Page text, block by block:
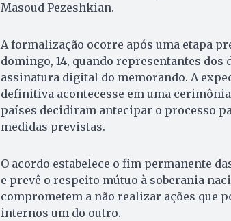
Masoud Pezeshkian.
A formalização ocorre após uma etapa
domingo, 14, quando representantes
assinatura digital do memorando. A
definitiva acontecesse em uma
países decidiram antecipar o processo
medidas previstas.
O acordo estabelece o fim permanente
e prevê o respeito mútuo à soberania
comprometem a não realizar ações que
internos um do outro.